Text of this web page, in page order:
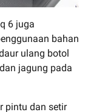
6 juga
bahan
ulang botol
jagung pada
pintu dan setir